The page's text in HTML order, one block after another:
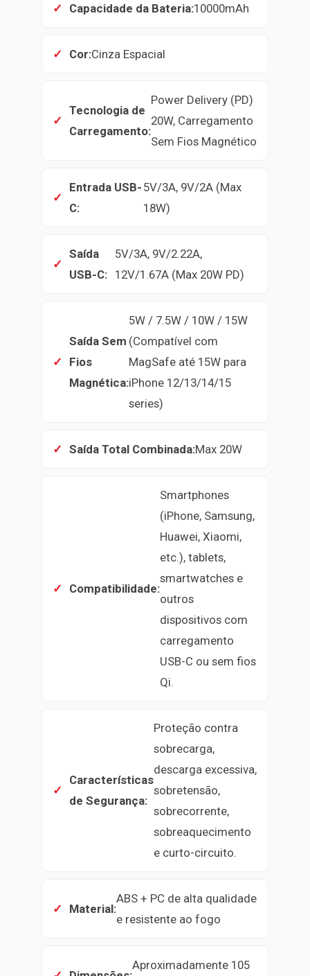
Capacidade da Bateria:10000mAh
Cor:Cinza Espacial
Tecnologia de
Carregamento:
Power Delivery (PD)
20W, Carregamento
Sem Fios Magnético
Entrada USB-
C:
5V/3A, 9V/2A (Max
18W)
Saída
USB-C:
5V/3A, 9V/2.22A,
12V/1.67A (Max 20W PD)
Saída Sem
Fios
Magnética:
5W / 7.5W / 10W / 15W
(Compatível com
MagSafe até 15W para
iPhone 12/13/14/15
series)
Saída Total Combinada:Max 20W
Compatibilidade:
Smartphones
(iPhone, Samsung,
Huawei, Xiaomi,
etc.), tablets,
smartwatches e
outros
dispositivos com
carregamento
USB-C ou sem fios
Qi.
Características
de Segurança:
Proteção contra
sobrecarga,
descarga excessiva,
sobretensão,
sobrecorrente,
sobreaquecimento
e curto-circuito.
Material:
ABS + PC de alta qualidade
e resistente ao fogo
Aproximadamente 105